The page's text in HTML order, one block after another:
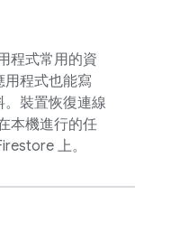
程式常用的資
程式也能寫
裝置恢復連線
本機進行的任
上。